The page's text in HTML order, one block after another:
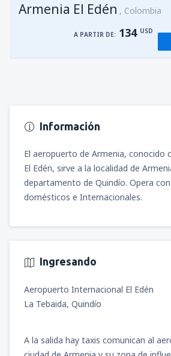
Armenia El Edén Colombia
A PARTIR DE: 134 USD
Información
El aeropuerto de Armenia, conocido
El Edén, sirve a la localidad de
departamento de Quindío. Opera
domésticos e Internacionales.
Ingresando
Aeropuerto Internacional El Edén
La Tebaida, Quindío
A la salida hay taxis comunican al